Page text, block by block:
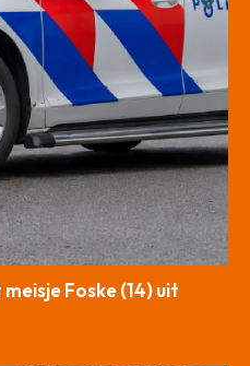
Foske (14) uit